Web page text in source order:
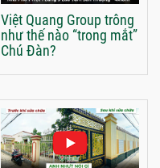
Việt Quang Group trông
như thế nào “trong mắt”
Chú Đàn?